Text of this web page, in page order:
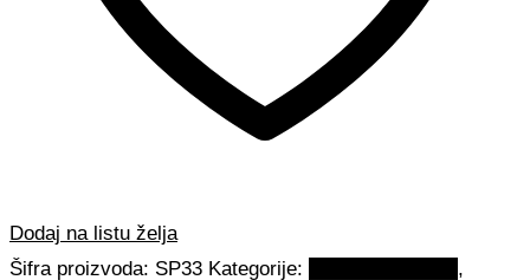
Dodaj na listu želja
Šifra proizvoda: SP33 Kategorije:
,